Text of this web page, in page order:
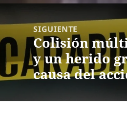
SIGUIENTE
Entrada
siguiente:
Colisión
y un herido
causa del